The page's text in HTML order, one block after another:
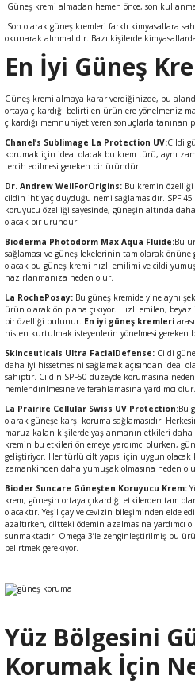
·Güneş kremi almadan hemen önce, son
·Son olarak güneş kremleri farklı kimyasallara
okunarak alınmalıdır. Bazı kişilerde
En İyi Güneş
Güneş kremi almaya karar verdiğinizde, bu
ortaya çıkardığı belirtilen ürünlere yönelmeniz
çıkardığı memnuniyet veren sonuçlarla
Chanel’s Sublimage La Protection UV:Cildi
korumak için ideal olacak bu krem türü, aynı
tercih edilmesi gereken bir üründür.
Dr. Andrew WeilForOrigins: Bu kremin özelliği
cildin ihtiyaç duyduğu nemi sağlamasıdır. SPF
koruyucu özelliği sayesinde, güneşin altında
olacak bir üründür.
Bioderma Photodorm Max Aqua Fluide:Bu
sağlaması ve güneş lekelerinin tam olarak önüne
olacak bu güneş kremi hızlı emilimi ve cildi
hazırlanmanıza neden olur.
La RochePosay: Bu güneş kremide yine aynı
ürün olarak ön plana çıkıyor. Hızlı emilen,
bir özelliği bulunur. En iyi güneş kremleri
histen kurtulmak isteyenlerin yönelmesi gereken
Skinceuticals Ultra FacialDefense: Cildi
daha iyi hissetmesini sağlamak açısından ideal
sahiptir. Cildin SPF50 düzeyde korumasına
nemlendirilmesine ve ferahlamasına yardımcı olur.
La Prairire Cellular Swiss UV Protection:Bu
olarak güneşe karşı koruma sağlamasıdır.
maruz kalan kişilerde yaşlanmanın etkileri
kremin bu etkileri önlemeye yardımcı olurken,
geliştiriyor. Her türlü cilt yapısı için uygun
zamankinden daha yumuşak olmasına neden
Bioder Suncare Güneşten Koruyucu Krem:
krem, güneşin ortaya çıkardığı etkilerden tam
olacaktır. Yeşil çay ve cevizin bileşiminden elde
azaltırken, ciltteki ödemin azalmasına yardımcı
sunmaktadır. Omega-3’le zenginleştirilmiş bu
belirtmek gerekiyor.
Yüz Bölgesini
Korumak İçin